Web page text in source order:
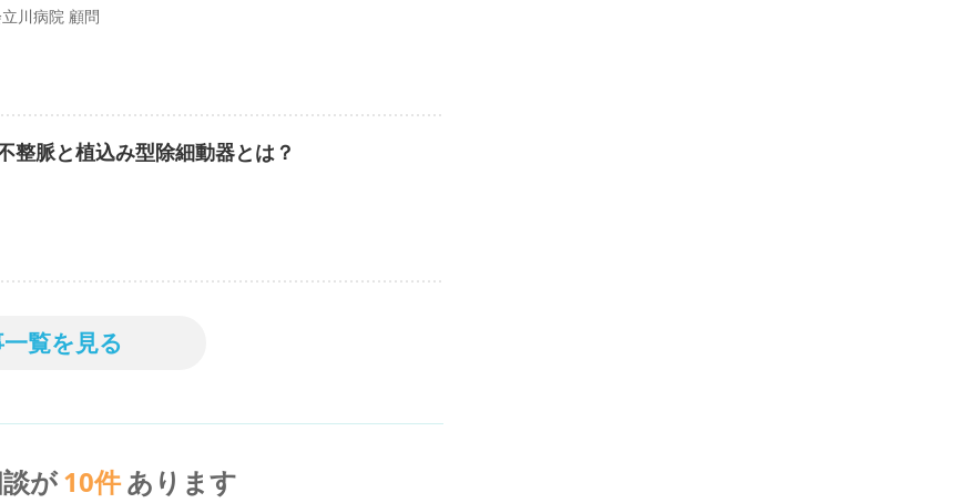
川病院 顧問
整脈と植込み型除細動器とは？
覧を見る
が10件あります